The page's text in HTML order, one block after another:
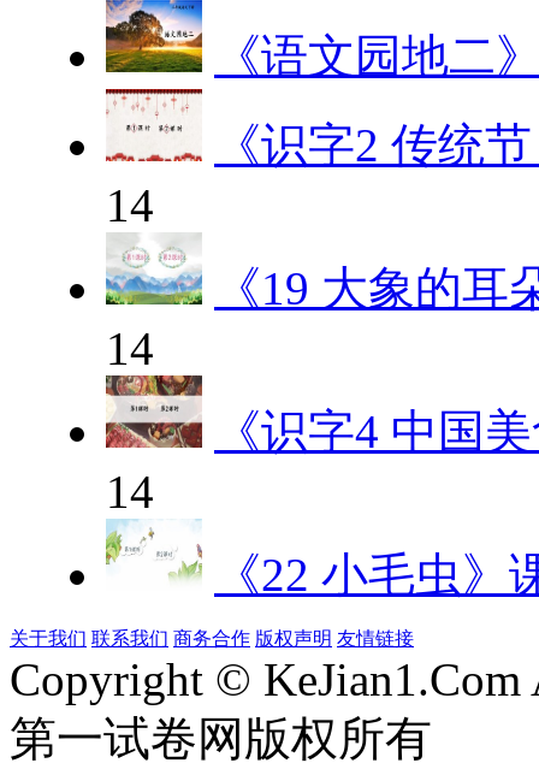
《语文园地二
《识字2 传统
14
《19 大象的耳
14
《识字4 中国
14
《22 小毛虫》
关于我们 联系我们 商务合作 版权声明 友情链接
Copyright © KeJian1.Com
第一试卷网版权所有